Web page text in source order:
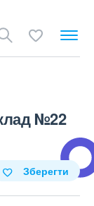
№22
Зберегти